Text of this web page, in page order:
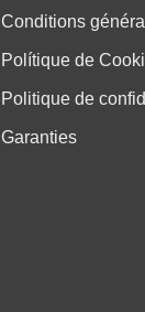
Conditions
Polítique de
Politique de
Garanties